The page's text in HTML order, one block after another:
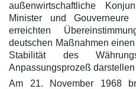
außenwirtschaftliche
Minister und
erreichten
deutschen Maßnahmen
Stabilität des
Anpassungsprozeß
Am 21. November 1968